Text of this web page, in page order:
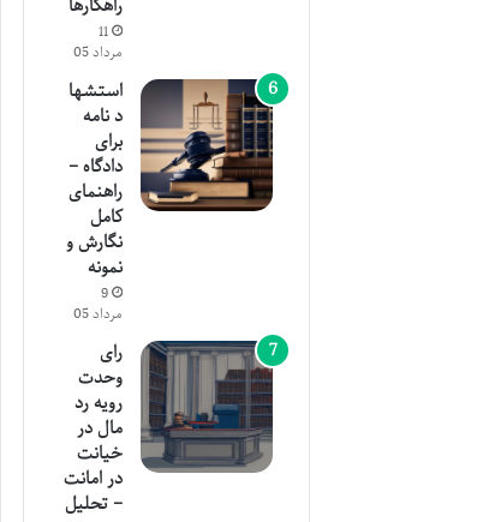
راهکارها
11
مرداد 05
استشها
د نامه
برای
دادگاه –
راهنمای
کامل
نگارش و
نمونه
9
مرداد 05
رای
وحدت
رویه رد
مال در
خیانت
در امانت
– تحلیل